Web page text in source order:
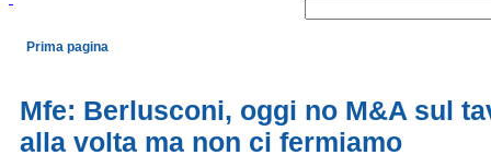
Prima pagina
Mfe: Berlusconi, oggi no M&A sul
alla volta ma non ci fermiamo